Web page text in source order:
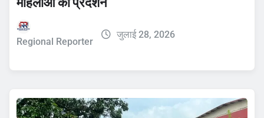
Regional Reporter
जुलाई 28, 2026